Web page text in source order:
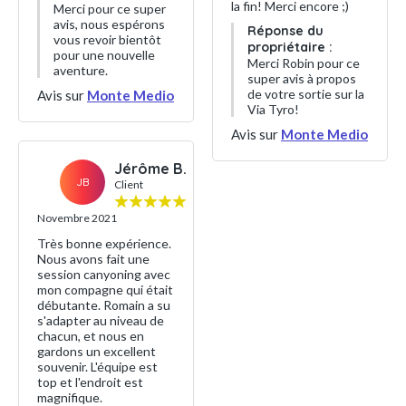
Merci pour ce super
avis, nous espérons
vous revoir bientôt
pour une nouvelle
aventure.
Avis sur Monte Medio
JB
Jérôme B.
Client
Novembre 2021
Très bonne expérience.
Nous avons fait une
session canyoning avec
mon compagne qui était
débutante. Romain a su
s'adapter au niveau de
chacun, et nous en
gardons un excellent
souvenir. L'équipe est
top et l'endroit est
magnifique.
la fin! Merci encore ;)
Réponse du
propriétaire :
Merci Robin pour ce
super avis à propos
de votre sortie sur la
Via Tyro!
Avis sur Monte Medio